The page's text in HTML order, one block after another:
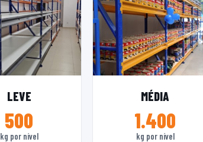
LEVE
500
kg por nível
MÉDIA
1.400
kg por nível